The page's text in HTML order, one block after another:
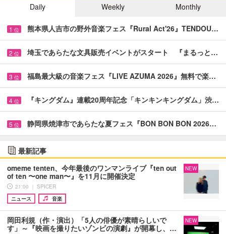
Daily
Weekly Monthly
1 位 熊本県人吉市の野外音楽フェス『Rural Act'26』TENDOU…
2 位 埼玉であらたな文具販売イベントがスタート 『まるっと…
3 位 福島最大級の音楽フェス『LIVE AZUMA 2026』無料で楽…
4 位 『キングダム』連載20周年記念「キンキンキングダム」渋…
5 位 静岡県焼津市であらたな夏フェス『BON BON BON 2026…
最新記事
omeme tenten、今年最後のワンマンライブ『ten out
of ten 〜one man〜』を11月に開催決定
21:00 ｜ SPICER
ニュース
音楽
NEW
岡田利規（作・演出）「5人の俳優が素晴らしいで
す」～『映画を撮りたいゾンビの演劇』が開幕し、…
NEW